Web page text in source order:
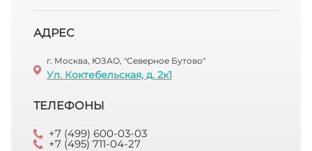
АДРЕС
г. Москва, ЮЗАО, "Северное Бутово"
Ул. Коктебельская, д. 2к1
ТЕЛЕФОНЫ
+7 (499) 600-03-03
+7 (495) 711-04-27